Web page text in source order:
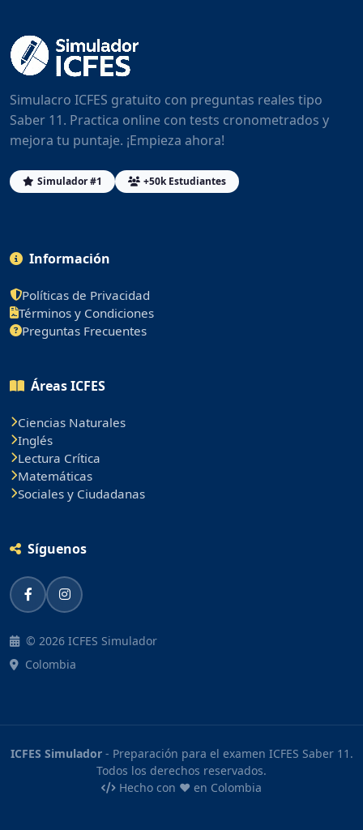
Simulacro ICFES gratuito con preguntas reales tipo
Saber 11. Practica online con tests cronometrados y
mejora tu puntaje. ¡Empieza ahora!
Simulador #1 +50k Estudiantes
Información
Políticas de Privacidad
Términos y Condiciones
Preguntas Frecuentes
Áreas ICFES
Ciencias Naturales
Inglés
Lectura Crítica
Matemáticas
Sociales y Ciudadanas
Síguenos
© 2026 ICFES Simulador
Colombia
ICFES Simulador- Preparación para el examen ICFES Saber 11.
Todos los derechos reservados.
Hecho con ❤️ en Colombia